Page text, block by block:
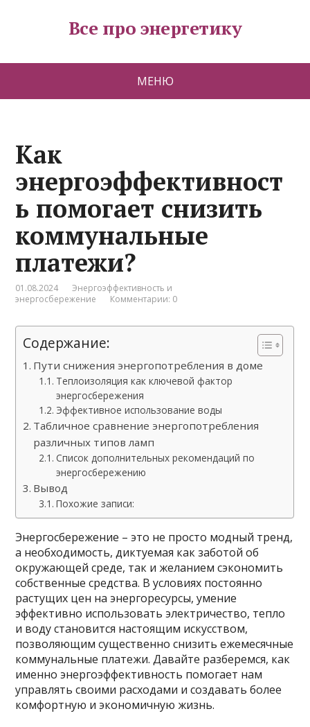
Все про энергетику
МЕНЮ
Как
энергоэффективност
ь помогает снизить
коммунальные
платежи?
01.08.2024
Энергоэффективность и
энергосбережение
Комментарии: 0
Содержание:
Пути снижения энергопотребления в доме
Теплоизоляция как ключевой фактор
энергосбережения
Эффективное использование воды
Табличное сравнение энергопотребления
различных типов ламп
Список дополнительных рекомендаций по
энергосбережению
Вывод
Похожие записи:
Энергосбережение – это не просто модный тренд,
а необходимость, диктуемая как заботой об
окружающей среде, так и желанием сэкономить
собственные средства. В условиях постоянно
растущих цен на энергоресурсы, умение
эффективно использовать электричество, тепло
и воду становится настоящим искусством,
позволяющим существенно снизить ежемесячные
коммунальные платежи. Давайте разберемся, как
именно энергоэффективность помогает нам
управлять своими расходами и создавать более
комфортную и экономичную жизнь.